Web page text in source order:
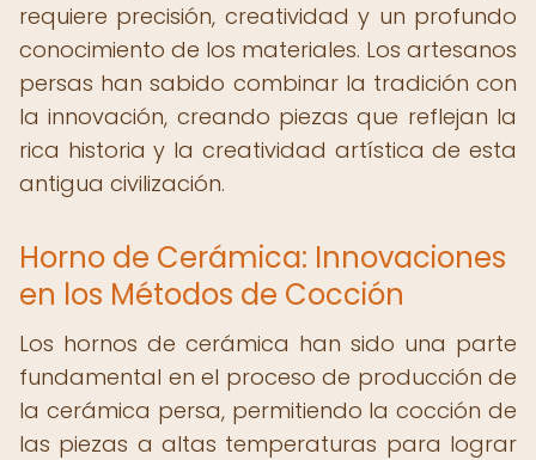
requiere precisión, creatividad y un profundo
conocimiento de los materiales. Los artesanos
persas han sabido combinar la tradición con
la innovación, creando piezas que reflejan la
rica historia y la creatividad artística de esta
antigua civilización.
Horno de Cerámica: Innovaciones
en los Métodos de Cocción
Los hornos de cerámica han sido una parte
fundamental en el proceso de producción de
la cerámica persa, permitiendo la cocción de
las piezas a altas temperaturas para lograr